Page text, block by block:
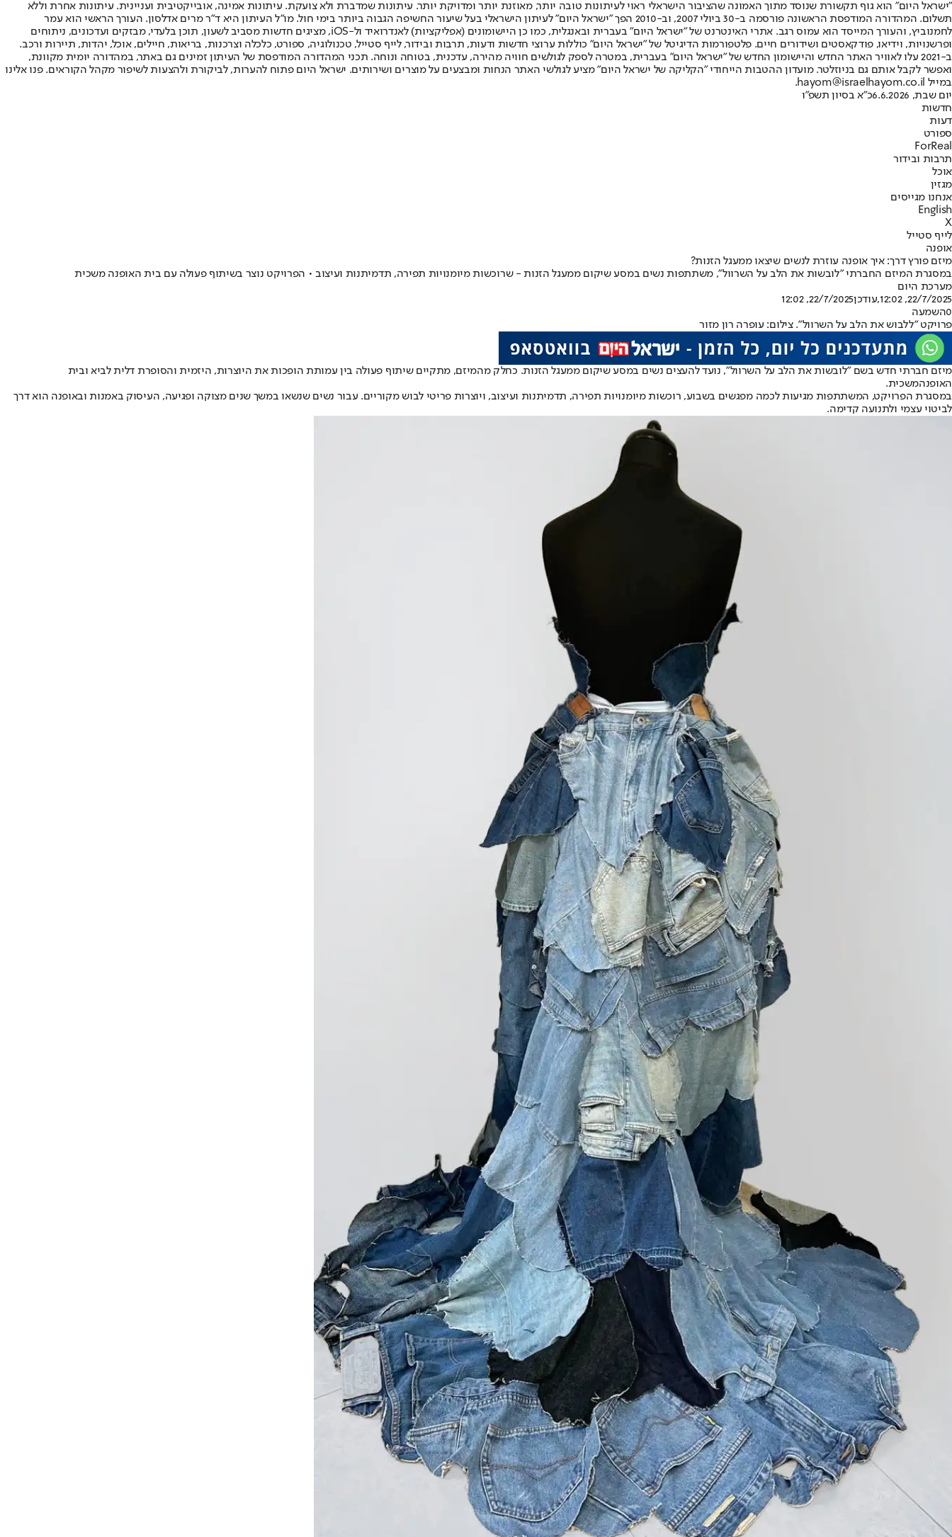
"ישראל היום" הוא גוף תקשורת שנוסד מתוך האמונה שהציבור הישראלי ראוי לעיתונות טובה יותר, מאוזנת יותר ומדויקת יותר. עיתונות שמדברת ולא צועקת. עיתונות אמינה, אובייקטיבית ועניינית. עיתונות אחרת וללא
תשלום. המהדורה המודפסת הראשונה פורסמה ב-30 ביולי 2007, וב-2010 הפך "ישראל היום" לעיתון הישראלי בעל שיעור החשיפה הגבוה ביותר בימי חול. מו"ל העיתון היא ד"ר מרים אדלסון. העורך הראשי הוא עמר
לחמנוביץ, והעורך המייסד הוא עמוס רגב. אתרי האינטרנט של "ישראל היום" בעברית ובאנגלית, כמו כן היישומונים (אפליקציות) לאנדרואיד ול-iOS, מציגים חדשות מסביב לשעון, תוכן בלעדי, מבזקים ועדכונים, ניתוחים
ופרשנויות, וידיאו, פודקאסטים ושידורים חיים. פלטפורמות הדיגיטל של "ישראל היום" כוללות ערוצי חדשות ודעות, תרבות ובידור, לייף סטייל, טכנולוגיה, ספורט, כלכלה וצרכנות, בריאות, חיילים, אוכל, יהדות, תיירות ורכב.
ב-2021 עלו לאוויר האתר החדש והיישומון החדש של "ישראל היום" בעברית, במטרה לספק לגולשים חוויה מהירה, עדכנית, בטוחה ונוחה. תכני המהדורה המודפסת של העיתון זמינים גם באתר, במהדורה יומית מקוונת,
ואפשר לקבל אותם גם בניוזלטר. מועדון ההטבות הייחודי "הקליקה של ישראל היום" מציע לגולשי האתר הנחות ומבצעים על מוצרים ושירותים. ישראל היום פתוח להערות, לביקורת ולהצעות לשיפור מקהל הקוראים. פנו אלינו
במייל hayom@israelhayom.co.il.
יום שבת, 6.6.2026
כ"א בסיון תשפ"ו
חדשות
דעות
ספורט
ForReal
תרבות ובידור
אוכל
מגזין
אנחנו מגייסים
English
X
לייף סטייל
אופנה
מיזם פורץ דרך: איך אופנה עוזרת לנשים שיצאו ממעגל הזנות?
במסגרת המיזם החברתי "לובשות את הלב על השרוול", משתתפות נשים במסע שיקום ממעגל הזנות - שרוכשות מיומנויות תפירה, תדמיתנות ועיצוב • הפרויקט נוצר בשיתוף פעולה עם בית האופנה משכית
מערכת היום
22/7/2025, 12:02
,עודכן22/7/2025, 12:02
0השמעה
פרויקט "ללבוש את הלב על השרוול". צילום: עופרה רון מזור
מיזם חברתי חדש בשם "לובשות את הלב על השרוול", נועד להעצים נשים במסע שיקום ממעגל הזנות. כחלק מהמיזם, מתקיים שיתוף פעולה בין עמותת הופכות את היוצרות, היזמית והסופרת דלית לביא ובית
האופנהמשכית.
במסגרת הפרויקט, המשתתפות מגיעות לכמה מפגשים בשבוע, רוכשות מיומנויות תפירה, תדמיתנות ועיצוב, ויוצרות פריטי לבוש מקוריים. עבור נשים שנשאו במשך שנים מצוקה ופגיעה, העיסוק באמנות ובאופנה הוא דרך
לביטוי עצמי ולתנועה קדימה.